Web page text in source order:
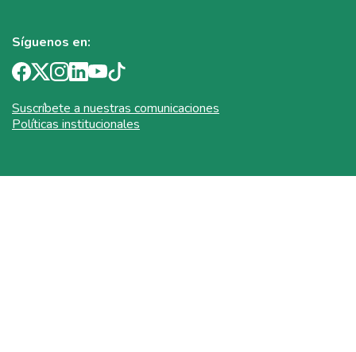
Síguenos en:
Suscríbete a nuestras comunicaciones
Políticas institucionales